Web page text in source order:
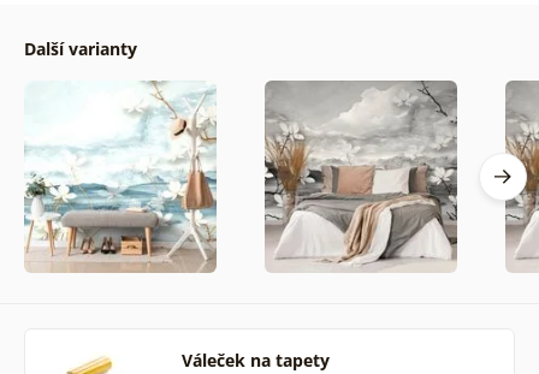
Další varianty
Váleček na tapety